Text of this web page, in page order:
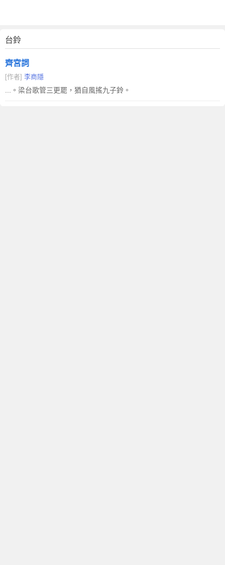
台鈴
齊宮詞
[作者] 李商隱
...。梁台歌管三更罷，猶自風搖九子鈴。